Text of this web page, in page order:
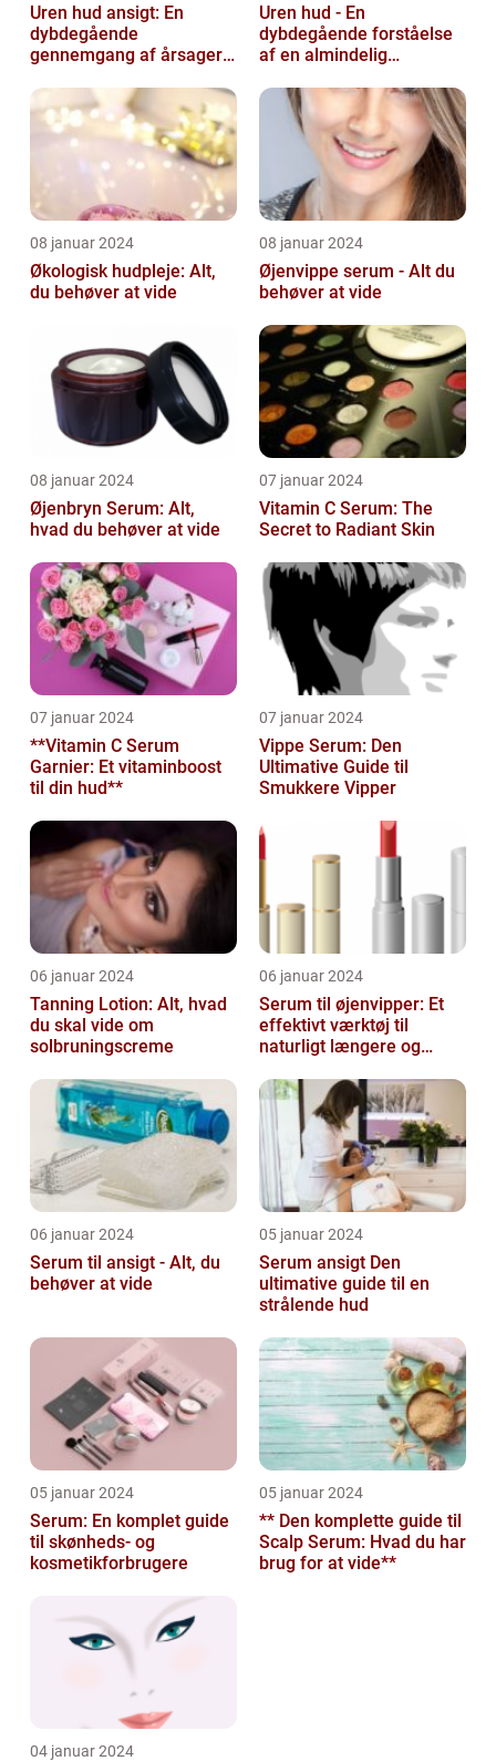
Uren hud ansigt: En
dybdegående
gennemgang af årsager
Uren hud - En
dybdegående forståelse
af en almindelig
08 januar 2024
Økologisk hudpleje: Alt,
du behøver at vide
08 januar 2024
Øjenvippe serum - Alt du
behøver at vide
08 januar 2024
Øjenbryn Serum: Alt,
hvad du behøver at vide
07 januar 2024
Vitamin C Serum: The
Secret to Radiant Skin
07 januar 2024
**Vitamin C Serum
Garnier: Et vitaminboost
til din hud**
07 januar 2024
Vippe Serum: Den
Ultimative Guide til
Smukkere Vipper
06 januar 2024
Tanning Lotion: Alt, hvad
du skal vide om
solbruningscreme
06 januar 2024
Serum til øjenvipper: Et
effektivt værktøj til
naturligt længere og
06 januar 2024
Serum til ansigt - Alt, du
behøver at vide
05 januar 2024
Serum ansigt Den
ultimative guide til en
strålende hud
05 januar 2024
Serum: En komplet guide
til skønheds- og
kosmetikforbrugere
05 januar 2024
** Den komplette guide til
Scalp Serum: Hvad du har
brug for at vide**
04 januar 2024